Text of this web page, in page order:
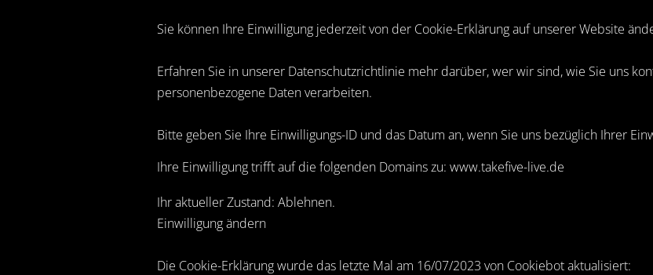
Sie können Ihre Einwilligung jederzeit von der Cookie-Erklärung auf unserer Website
Erfahren Sie in unserer Datenschutzrichtlinie mehr darüber, wer wir sind, wie Sie uns
personenbezogene Daten verarbeiten.
Bitte geben Sie Ihre Einwilligungs-ID und das Datum an, wenn Sie uns bezüglich Ihrer
Ihre Einwilligung trifft auf die folgenden Domains zu: www.takefive-live.de
Ihr aktueller Zustand: Ablehnen.
Einwilligung ändern
Die Cookie-Erklärung wurde das letzte Mal am 16/07/2023 von Cookiebotaktualisiert: